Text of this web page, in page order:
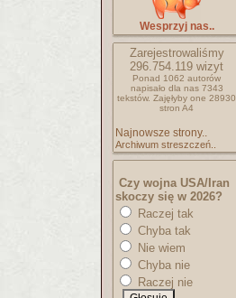
Wesprzyj nas..
Zarejestrowaliśmy
296.754.119 wizyt
Ponad 1062 autorów
napisało dla nas 7343
tekstów. Zajęłyby one 28930
stron A4
Najnowsze strony..
Archiwum streszczeń..
Czy wojna USA/Iran
skoczy się w 2026?
Raczej tak
Chyba tak
Nie wiem
Chyba nie
Raczej nie